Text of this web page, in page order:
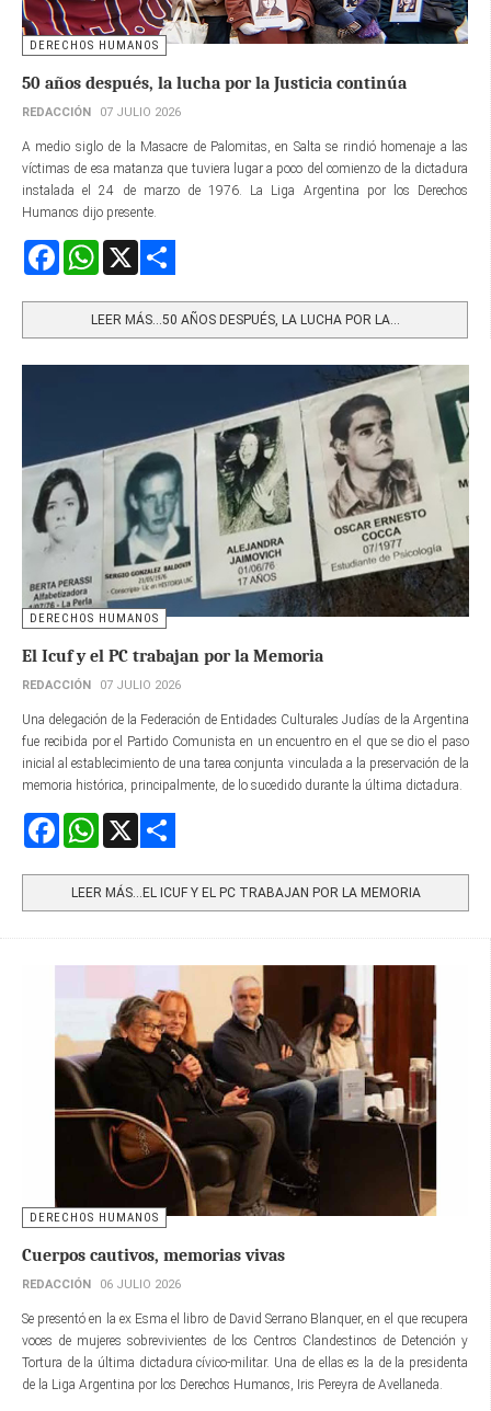
DERECHOS HUMANOS
50 años después, la lucha por la Justicia continúa
REDACCIÓN 07 JULIO 2026
A medio siglo de la Masacre de Palomitas, en Salta se rindió homenaje a las
víctimas de esa matanza que tuviera lugar a poco del comienzo de la dictadura
instalada el 24 de marzo de 1976. La Liga Argentina por los Derechos
Humanos dijo presente.
FacebookWhatsApp
LEER MÁS…50 AÑOS DESPUÉS, LA LUCHA POR LA...
DERECHOS HUMANOS
El Icuf y el PC trabajan por la Memoria
REDACCIÓN 07 JULIO 2026
Una delegación de la Federación de Entidades Culturales Judías de la Argentina
fue recibida por el Partido Comunista en un encuentro en el que se dio el paso
inicial al establecimiento de una tarea conjunta vinculada a la preservación de la
memoria histórica, principalmente, de lo sucedido durante la última dictadura.
FacebookWhatsApp
LEER MÁS…EL ICUF Y EL PC TRABAJAN POR LA MEMORIA
DERECHOS HUMANOS
Cuerpos cautivos, memorias vivas
REDACCIÓN 06 JULIO 2026
Se presentó en la ex Esma el libro de David Serrano Blanquer, en el que recupera
voces de mujeres sobrevivientes de los Centros Clandestinos de Detención y
Tortura de la última dictadura cívico-militar. Una de ellas es la de la presidenta
de la Liga Argentina por los Derechos Humanos, Iris Pereyra de Avellaneda.